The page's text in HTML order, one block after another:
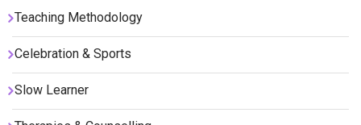
Teaching Methodology
Celebration & Sports
Slow Learner